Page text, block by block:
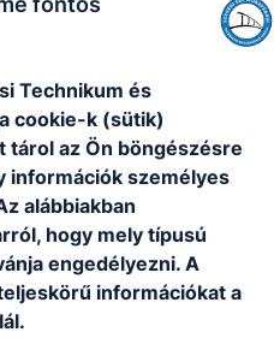
Technikum és
cookie-k (sütik)
tárol az Ön böngészésre
információk személyes
alábbiakban
hogy mely típusú
engedélyezni. A
információkat a